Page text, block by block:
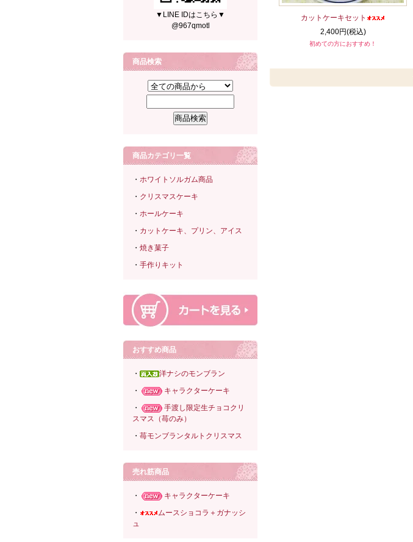
▼LINE IDはこちら▼
@967qmotl
商品検索
商品カテゴリ一覧
・ ホワイトソルガム商品
・ クリスマスケーキ
・ ホールケーキ
・ カットケーキ、プリン、アイス
・ 焼き菓子
・ 手作りキット
おすすめ商品
・
洋ナシのモンブラン
・
キャラクターケーキ
・
手渡し限定生チョコクリ
スマス（苺のみ）
・ 苺モンブランタルトクリスマス
売れ筋商品
・
キャラクターケーキ
・
ムースショコラ＋ガナッシ
ュ
カットケーキセット
2,400円(税込)
初めての方におすすめ！